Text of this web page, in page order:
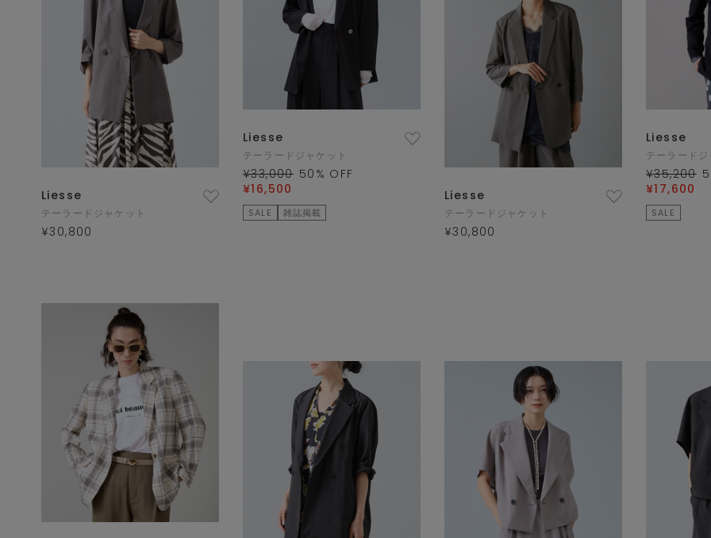
Liesse
テーラードジャケット
¥30,800
Liesse
テーラードジャケット
¥33,000 50 % OFF
¥16,500
SALE 雑誌掲載
Liesse
テーラードジャケット
¥30,800
Liesse
テーラード
¥35,200
¥17,600
SALE